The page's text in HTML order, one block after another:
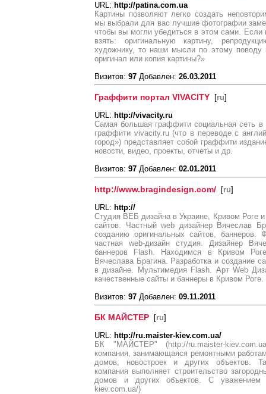
URL: http://patina.com.ua
Картины позволяют легко создать
мы выбрали для вас лучшие фотографии
чтобы вы могли убедиться в этом сами.
взять: оригинальную картину,
художнику, то наши мысли по этому поводу
оригинал или копия картины?»
Визитов: 97 Добавлен: 26.03.2011
Граффити портал VIVACITY [ru]
URL: http://vivacity.ru
Самая большая граффити социальная сеть в
граффити vivacity.ru (что в переводе c
город») представляет собой граффити
новости, видео, проекты, отчеты и др.
Визитов: 97 Добавлен: 02.01.2011
http://www.bragindesign.com/ [ru]
URL: http://
Студия ВЕБ дизайна в Украине, Кривом Роге
сайтов. Частный web дизайнер Вячеслав
созданию оригинальных сайтов, баннеров.
частная web-дизайн студия. Дизайнер
баннеров Flash. Находимся в Кривом
Вячеслава Брагина. Разработка и создание
в дизайне. Мультимедия Flash. Арт Web
качественные сайты и баннеры в Кривом Роге.
Визитов: 97 Добавлен: 09.11.2011
БК МАЙСТЕР [ru]
URL: http://ru.maister-kiev.com.ua/
БК "МАЙСТЕР" (http://ru.maister-
компания, занимающаяся ремонтными
домов, новостроек и других объектов.
компания выполняет строительство
домов и других объектов. С
kiev.com.ua/)